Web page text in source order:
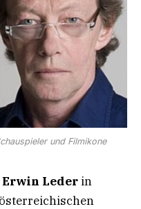
und Filmikone
Erwin Leder in